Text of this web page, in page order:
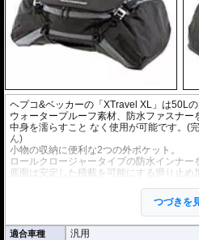
ヘプコ&ベッカーの「XTravel XL」は50Lの
ウォータープルーフ素材、防水ファスナー
中身を濡らすこと なく使用が可能です。(
ん)
小物の収納に便利な2つの外ポケット。
ロールクロージャータイプの防水インナー
底面は安定した積載を可能にする滑り止め
持ち運びに便利なショルダーベルトを同梱
ヘプコ&ベッカーのユニバーサルエクステ
れば、更に安定した積載が可能。
つづきを
適合車種 汎用